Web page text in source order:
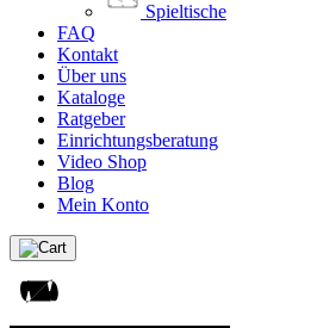
Spieltische
FAQ
Kontakt
Über uns
Kataloge
Ratgeber
Einrichtungsberatung
Video Shop
Blog
Mein Konto